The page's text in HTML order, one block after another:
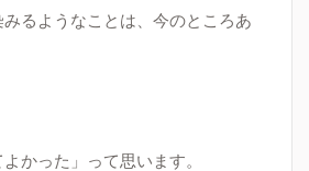
るようなことは、今のところあ
かった」って思います。